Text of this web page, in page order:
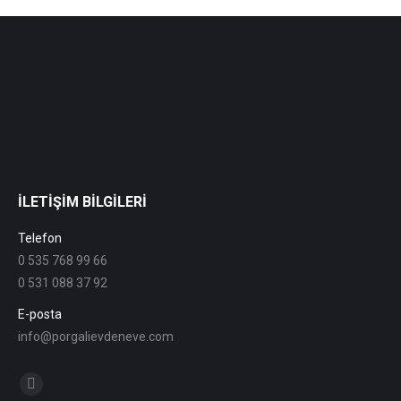
İLETİŞİM BİLGİLERİ
Telefon
0 535 768 99 66
0 531 088 37 92
E-posta
info@porgalievdeneve.com
Find us on: